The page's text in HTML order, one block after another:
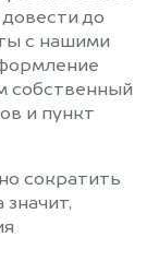
до
с нашими
собственный
и пункт
сократить